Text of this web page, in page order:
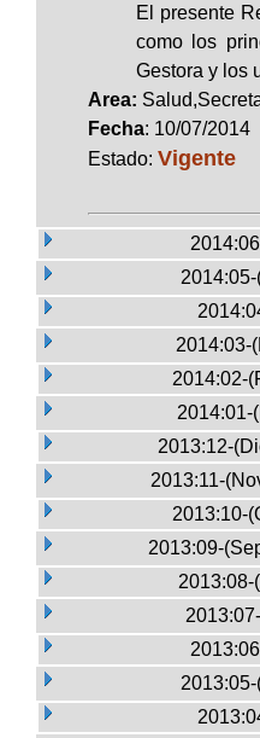
El presente
como los
Gestora y los
Area:
Fecha: 10/07/2014
Estado: Vigente
2014:03-
2014:02-
2014:01-
2013:12-
2013:11-
2013:10-
2013:09-
2013:08-